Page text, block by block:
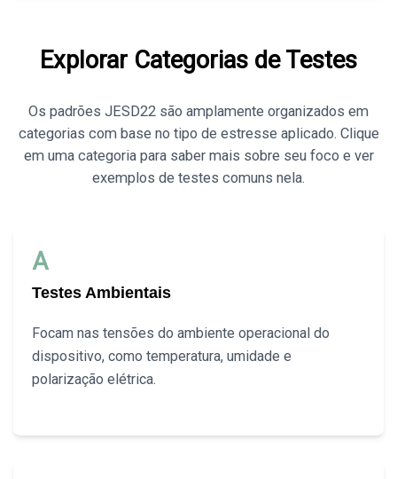
Explorar Categorias de Testes
Os padrões JESD22 são amplamente organizados em
categorias com base no tipo de estresse aplicado. Clique
em uma categoria para saber mais sobre seu foco e ver
exemplos de testes comuns nela.
A
Testes Ambientais
Focam nas tensões do ambiente operacional do
dispositivo, como temperatura, umidade e
polarização elétrica.